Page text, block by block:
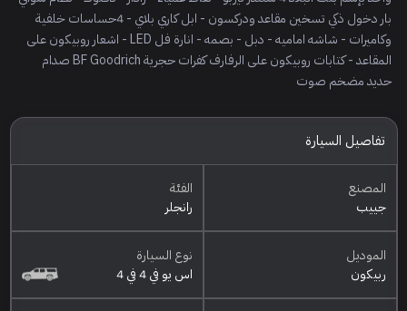
بار دخول ذكي تسخين مقاعد ودركسون - ابل كاري بلاي - 4حساسات خلفية
وكاميرات - شاشه اماميه - دبل - بصمه - انارة فل LED - اشعار روبيكون على
المقاعد - كتابات روبيكون على الرفارف كفرات حجرية BF Goodrich صدام
حديد مضخم صوت
تفاصيل السيارة
المصنع
جييب
الفئة
رانجلر
الموديل
ربيكون
نوع السيارة
اس يو في 4 في 4